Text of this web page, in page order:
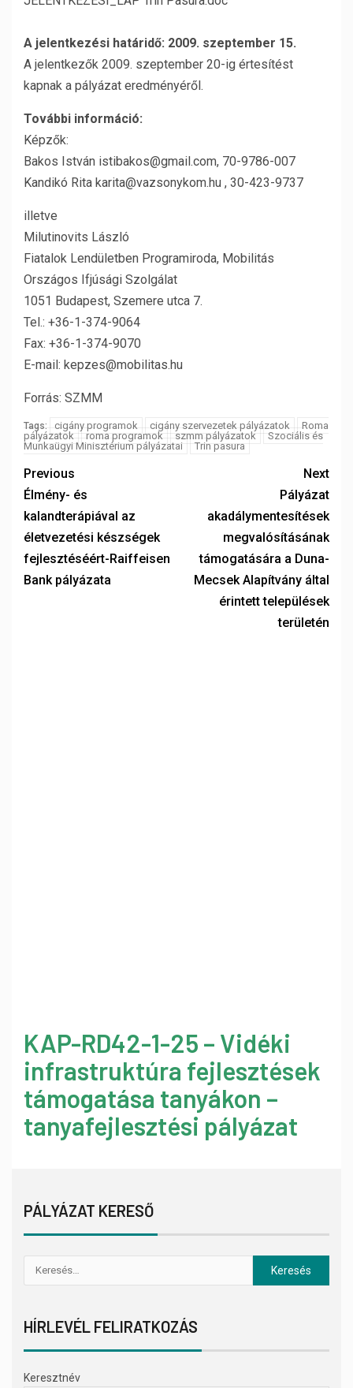
A jelentkezési határidő: 2009. szeptember 15.
A jelentkezők 2009. szeptember 20-ig értesítést
kapnak a pályázat eredményéről.
További információ:
Képzők:
Bakos István istibakos@gmail.com, 70-9786-007
Kandikó Rita karita@vazsonykom.hu , 30-423-9737
illetve
Milutinovits László
Fiatalok Lendületben Programiroda, Mobilitás
Országos Ifjúsági Szolgálat
1051 Budapest, Szemere utca 7.
Tel.: +36-1-374-9064
Fax: +36-1-374-9070
E-mail: kepzes@mobilitas.hu
Forrás: SZMM
Tags: cigány programok cigány szervezetek pályázatok
Roma
pályázatok
roma programok szmm pályázatok
Szociális és
Munkaügyi Minisztérium pályázatai
Trin pasura
Previous
Élmény- és
kalandterápiával az
életvezetési készségek
fejlesztéséért-Raiffeisen
Bank pályázata
Next
Pályázat
akadálymentesítések
megvalósításának
támogatására a Duna-
Mecsek Alapítvány által
érintett települések
területén
KAP-RD42-1-25 – Vidéki
infrastruktúra fejlesztések
támogatása tanyákon –
tanyafejlesztési pályázat
PÁLYÁZAT KERESŐ
HÍRLEVÉL FELIRATKOZÁS
Keresztnév